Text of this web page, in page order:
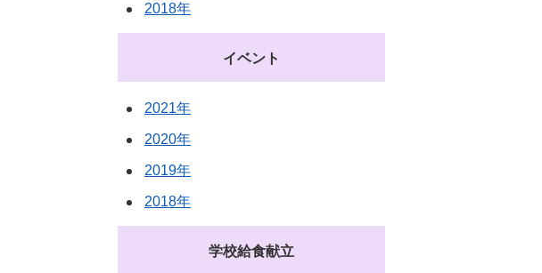
2018年
イベント
2021年
2020年
2019年
2018年
学校給食献立